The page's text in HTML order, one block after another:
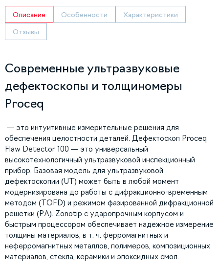
Описание Особенности Характеристики
Отзывы
Современные ультразвуковые
дефектоскопы и толщиномеры
Proceq
— это интуитивные измерительные решения для
обеспечения целостности деталей. Дефектоскоп Proceq
Flaw Detector 100 — это универсальный
высокотехнологичный ультразвуковой инспекционный
прибор. Базовая модель для ультразвуковой
дефектоскопии (UT) может быть в любой момент
модернизирована до работы с дифракционно-временным
методом (TOFD) и режимом фазированной дифракционной
решетки (PA). Zonotip с ударопрочным корпусом и
быстрым процессором обеспечивает надежное измерение
толщины материалов, в т. ч. ферромагнитных и
неферромагнитных металлов, полимеров, композиционных
материалов, стекла, керамики и эпоксидных смол.